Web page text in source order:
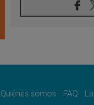
Líbano:
paz
Quiénes somos FAQ